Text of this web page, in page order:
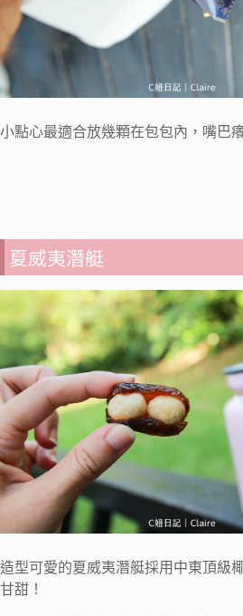
小點心最適合放幾顆在包包內，嘴巴
夏威夷潛艇
造型可愛的夏威夷潛艇採用中東頂級
甘甜！